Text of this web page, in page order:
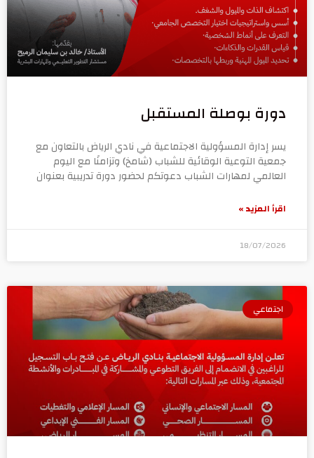
دورة بوصلة المستقبل
يسر إدارة المسؤولية الاجتماعية في نادي الرياض بالتعاون مع
جمعية التوعية الوقائية للشباب (شامخ) وتزامنًا مع اليوم
العالمي لمهارات الشباب دعوتكم لحضور دورة تدريبية بعنوان
اقرأ المزيد »
18/07/2026
اجتماعي